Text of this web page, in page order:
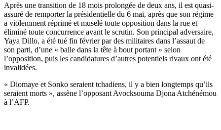
Après une transition de 18 mois prolongée de deux ans, il est quasi-
assuré de remporter la présidentielle du 6 mai, après que son régime
a violemment réprimé et muselé toute opposition dans la rue et
éliminé toute concurrence avant le scrutin. Son principal adversaire,
Yaya Dillo, a été tué fin février par des militaires dans l’assaut de
son parti, d’une « balle dans la tête à bout portant » selon
l’opposition, puis les candidatures d’autres potentiels rivaux ont été
invalidées.
« Diomaye et Sonko seraient tchadiens, il y a bien longtemps qu’ils
seraient morts », assène l’opposant Avocksouma Djona Atchénémou
à l’AFP.